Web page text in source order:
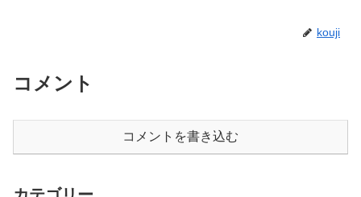
kouji
コメント
コメントを書き込む